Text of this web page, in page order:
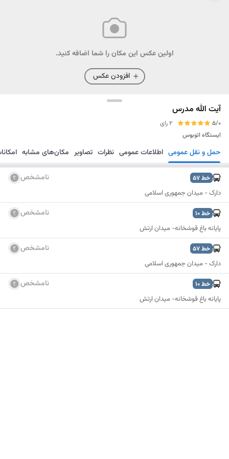
اولین عکس این مکان را شما اضافه کنید.
افزودن عکس
آیت الله مدرس
5/0
2 رای
ایستگاه اتوبوس
مسیریابی ذخیره ارسال حمل و نقل عمومی اطلاعات عمومی نظرات تصاویر مکان‌های مشابه
خط57 نامشخص
دارک - میدان جمهوری اسلامی
خط10 نامشخص
پایانه باغ قوشخانه- میدان ارتش
خط57 نامشخص
دارک - میدان جمهوری اسلامی
خط10 نامشخص
پایانه باغ قوشخانه- میدان ارتش